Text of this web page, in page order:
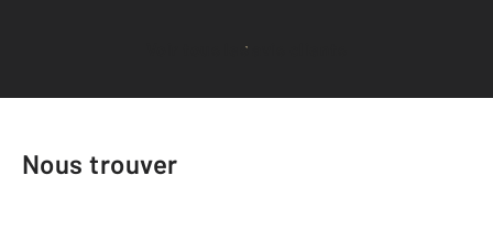
Voir tous les avis clients
Nous trouver